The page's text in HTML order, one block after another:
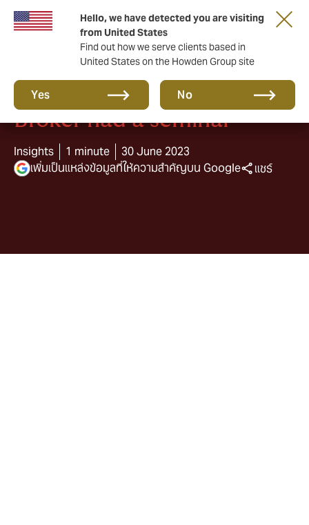
Hello, we have detected you are visiting
from United States
Find out how we serve clients based in
United States on the Howden Group site
Yes No
Howden Maxi Insurance
Broker had a seminar
Insights 1 minute
30 June 2023
เพิ่มเป็นแหล่งข้อมูลที่ให้ความสำคัญบน Google
แชร์